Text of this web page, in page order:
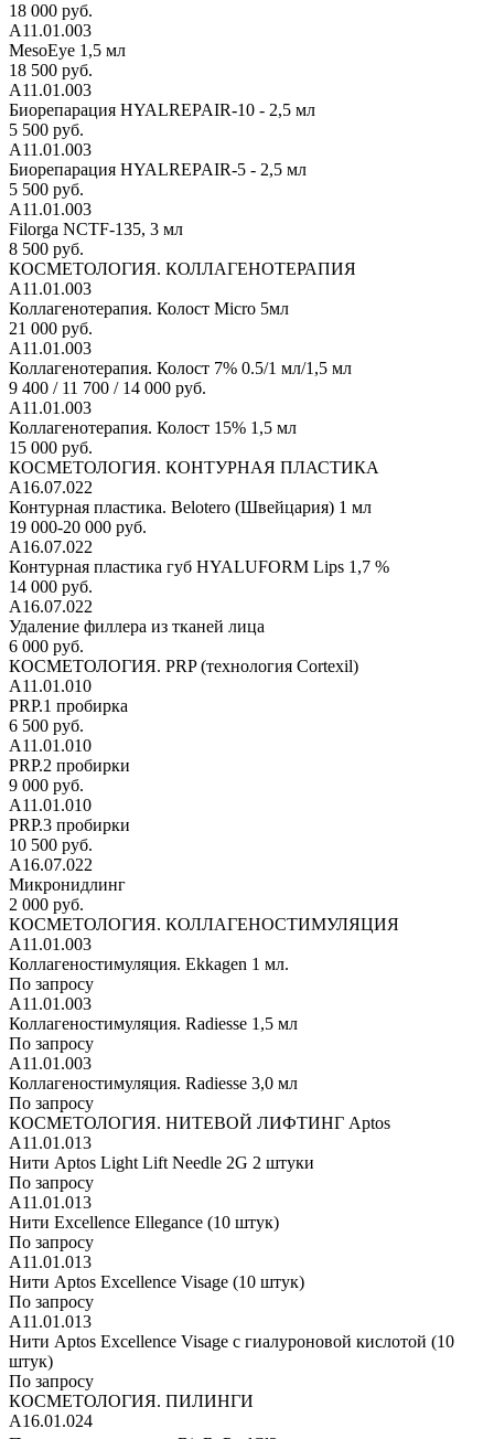
18 000 руб.
А11.01.003
MesoEye 1,5 мл
18 500 руб.
А11.01.003
Биорепарация HYALREPAIR-10 - 2,5 мл
5 500 руб.
А11.01.003
Биорепарация HYALREPAIR-5 - 2,5 мл
5 500 руб.
А11.01.003
Filorga NCTF-135, 3 мл
8 500 руб.
КОСМЕТОЛОГИЯ. КОЛЛАГЕНОТЕРАПИЯ
А11.01.003
Коллагенотерапия. Колост Micro 5мл
21 000 руб.
А11.01.003
Коллагенотерапия. Колост 7% 0.5/1 мл/1,5 мл
9 400 / 11 700 / 14 000 руб.
А11.01.003
Коллагенотерапия. Колост 15% 1,5 мл
15 000 руб.
КОСМЕТОЛОГИЯ. КОНТУРНАЯ ПЛАСТИКА
А16.07.022
Контурная пластика. Belotero (Швейцария) 1 мл
19 000-20 000 руб.
А16.07.022
Контурная пластика губ HYALUFORM Lips 1,7 %
14 000 руб.
А16.07.022
Удаление филлера из тканей лица
6 000 руб.
КОСМЕТОЛОГИЯ. PRP (технология Cortexil)
А11.01.010
PRP.1 пробирка
6 500 руб.
А11.01.010
PRP.2 пробирки
9 000 руб.
А11.01.010
PRP.3 пробирки
10 500 руб.
А16.07.022
Микронидлинг
2 000 руб.
КОСМЕТОЛОГИЯ. КОЛЛАГЕНОСТИМУЛЯЦИЯ
А11.01.003
Коллагеностимуляция. Ekkagen 1 мл.
По запросу
А11.01.003
Коллагеностимуляция. Radiesse 1,5 мл
По запросу
А11.01.003
Коллагеностимуляция. Radiesse 3,0 мл
По запросу
КОСМЕТОЛОГИЯ. НИТЕВОЙ ЛИФТИНГ Aptos
А11.01.013
Нити Aptos Light Lift Needle 2G 2 штуки
По запросу
А11.01.013
Нити Excellence Ellegance (10 штук)
По запросу
А11.01.013
Нити Aptos Excellence Visage (10 штук)
По запросу
А11.01.013
Нити Aptos Excellence Visage с гиалуроновой кислотой (10
штук)
По запросу
КОСМЕТОЛОГИЯ. ПИЛИНГИ
А16.01.024